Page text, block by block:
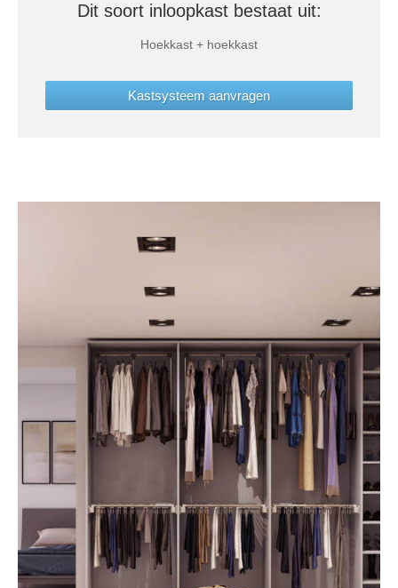
Dit soort inloopkast bestaat uit:
Hoekkast + hoekkast
Kastsysteem aanvragen